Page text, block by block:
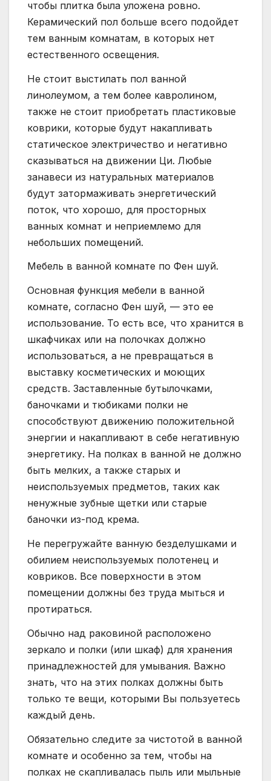
чтобы плитка была уложена ровно.
Керамический пол больше всего подойдет
тем ванным комнатам, в которых нет
естественного освещения.
Не стоит выстилать пол ванной
линолеумом, а тем более кавролином,
также не стоит приобретать пластиковые
коврики, которые будут накапливать
статическое электричество и негативно
сказываться на движении Ци. Любые
занавеси из натуральных материалов
будут затормаживать энергетический
поток, что хорошо, для просторных
ванных комнат и неприемлемо для
небольших помещений.
Мебель в ванной комнате по Фен шуй.
Основная функция мебели в ванной
комнате, согласно Фен шуй, — это ее
использование. То есть все, что хранится в
шкафчиках или на полочках должно
использоваться, а не превращаться в
выставку косметических и моющих
средств. Заставленные бутылочками,
баночками и тюбиками полки не
способствуют движению положительной
энергии и накапливают в себе негативную
энергетику. На полках в ванной не должно
быть мелких, а также старых и
неиспользуемых предметов, таких как
ненужные зубные щетки или старые
баночки из-под крема.
Не перегружайте ванную безделушками и
обилием неиспользуемых полотенец и
ковриков. Все поверхности в этом
помещении должны без труда мыться и
протираться.
Обычно над раковиной расположено
зеркало и полки (или шкаф) для хранения
принадлежностей для умывания. Важно
знать, что на этих полках должны быть
только те вещи, которыми Вы пользуетесь
каждый день.
Обязательно следите за чистотой в ванной
комнате и особенно за тем, чтобы на
полках не скапливалась пыль или мыльные